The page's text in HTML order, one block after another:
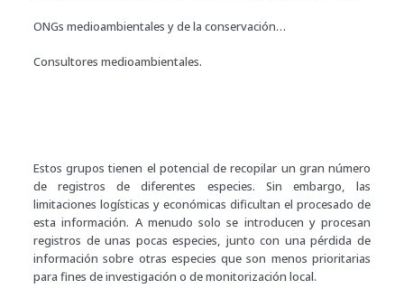
ONGs medioambientales y de la conservación…
Consultores medioambientales.
Estos grupos tienen el potencial de recopilar un gran número
de registros de diferentes especies. Sin embargo, las
limitaciones logísticas y económicas dificultan el procesado de
esta información. A menudo solo se introducen y procesan
registros de unas pocas especies, junto con una pérdida de
información sobre otras especies que son menos prioritarias
para fines de investigación o de monitorización local.